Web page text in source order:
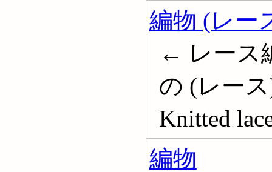
編物 (レー
← レース
の (レー
Knitted
編物